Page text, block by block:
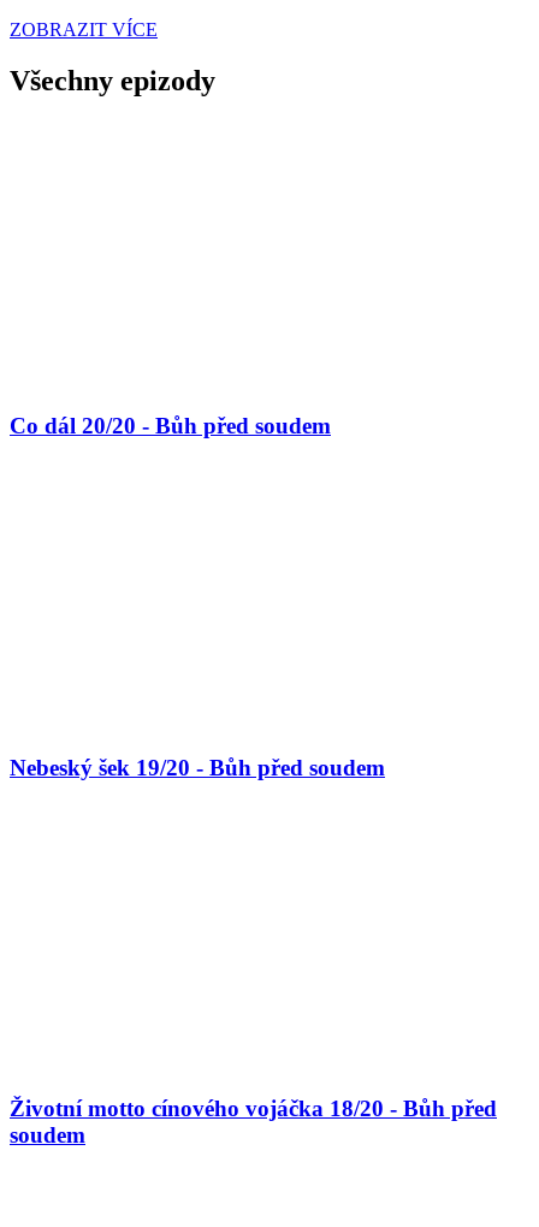
ZOBRAZIT VÍCE
Všechny epizody
Co dál 20/20 - Bůh před soudem
Nebeský šek 19/20 - Bůh před soudem
Životní motto cínového vojáčka 18/20 - Bůh před
soudem